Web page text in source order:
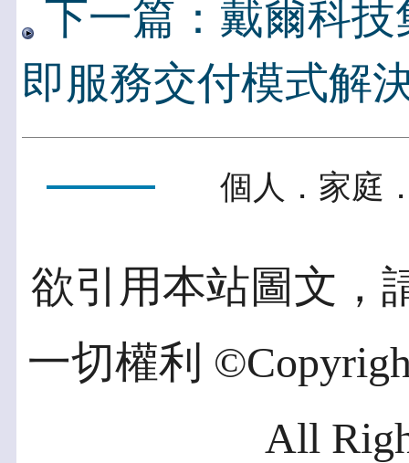
下一篇：戴爾科
即服務交付模式解
個人．家庭
欲引用本站圖文，
一切權利
All